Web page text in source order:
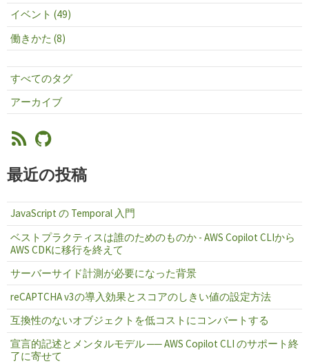
イベント (49)
働きかた (8)
すべてのタグ
アーカイブ
最近の投稿
JavaScript の Temporal 入門
ベストプラクティスは誰のためのものか - AWS Copilot CLIから
AWS CDKに移行を終えて
サーバーサイド計測が必要になった背景
reCAPTCHA v3の導入効果とスコアのしきい値の設定方法
互換性のないオブジェクトを低コストにコンバートする
宣言的記述とメンタルモデル ── AWS Copilot CLI のサポート終
了に寄せて